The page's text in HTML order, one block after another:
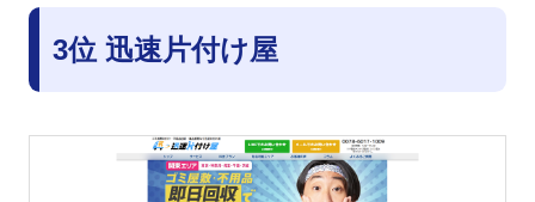
3位 迅速片付け屋